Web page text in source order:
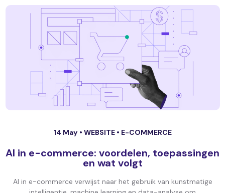
14 May • WEBSITE • E-COMMERCE
AI in e-commerce: voordelen, toepassingen
en wat volgt
AI in e-commerce verwijst naar het gebruik van kunstmatige